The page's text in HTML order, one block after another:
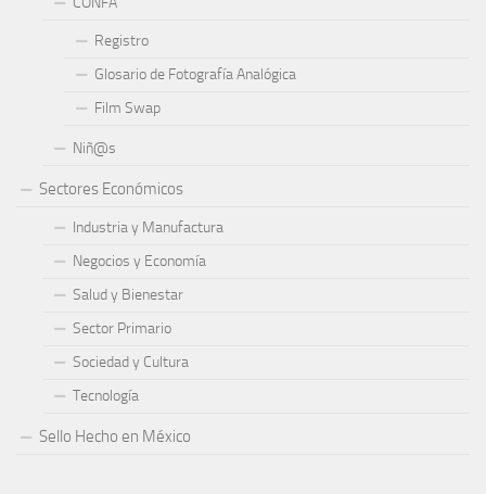
Registro
Glosario de Fotografía Analógica
Film Swap
Niñ@s
Sectores Económicos
Industria y Manufactura
Negocios y Economía
Salud y Bienestar
Sector Primario
Sociedad y Cultura
Tecnología
Sello Hecho en México